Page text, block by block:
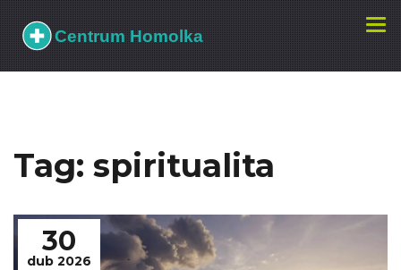
Tag: spiritualita
30
dub 2026